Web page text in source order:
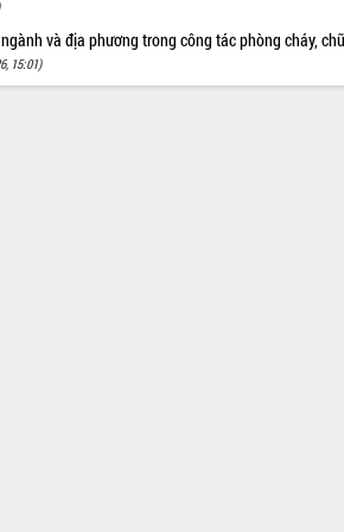
và địa phương trong công tác phòng cháy,
15:01)